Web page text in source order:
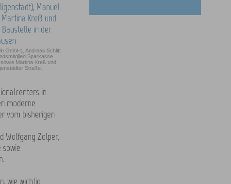
GmbH), Andreas Schlitt
Sparkasse
Martina Kreß und
Straße.
in
moderne
vom bisherigen
Wolfgang Zolper,
wie wichtig